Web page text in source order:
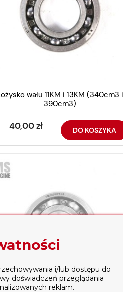
wału 11KM i 13KM (340cm3 i
390cm3)
40,00 zł DO KOSZYKA
i/lub dostępu do
doświadczeń przeglądania
reklam.